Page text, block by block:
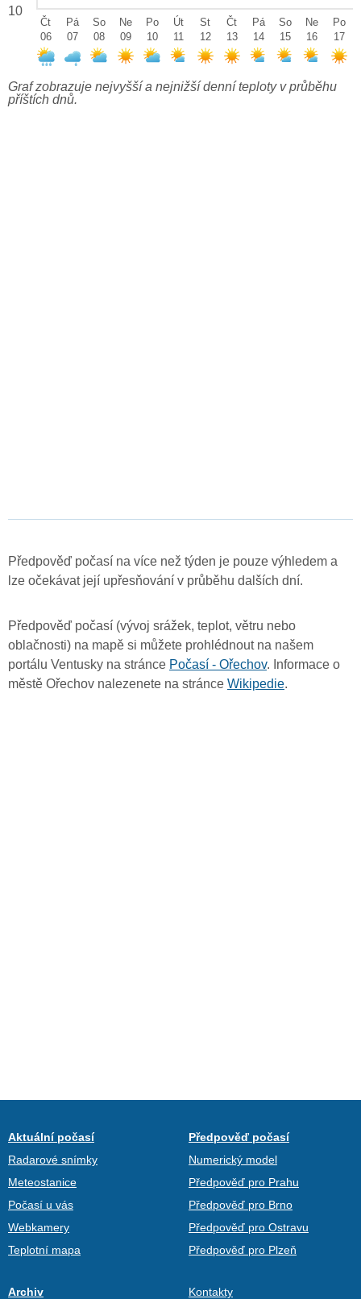
10
Čt
06
Pá
07
So
08
Ne
09
Po
10
Út
11
St
12
Čt
13
Pá
14
So
15
Ne
16
Po
17
Graf zobrazuje nejvyšší a nejnižší denní teploty v průběhu
příštích dnů.
Předpověď počasí na více než týden je pouze výhledem a
lze očekávat její upřesňování v průběhu dalších dní.
Předpověď počasí (vývoj srážek, teplot, větru nebo
oblačnosti) na mapě si můžete prohlédnout na našem
portálu Ventusky na stránce Počasí - Ořechov. Informace o
městě Ořechov nalezenete na stránce Wikipedie.
Aktuální počasí
Radarové snímky
Meteostanice
Počasí u vás
Webkamery
Teplotní mapa
Předpověď počasí
Numerický model
Předpověď pro Prahu
Předpověď pro Brno
Předpověď pro Ostravu
Předpověď pro Plzeň
Archiv Kontakty